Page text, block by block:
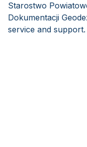
Starostwo
Dokumentacji
service and support.